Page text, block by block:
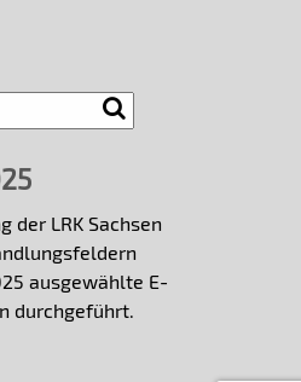
der LRK Sachsen
ausgewählte E-
durchgeführt.